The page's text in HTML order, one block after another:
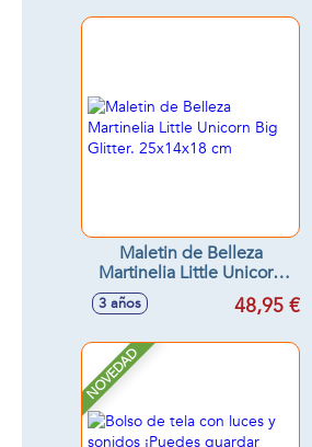
Maletin de Belleza
Martinelia Little Unicorn
Big Glitter. 25x14x18 cm
3 años 48,95 €
NOVEDAD